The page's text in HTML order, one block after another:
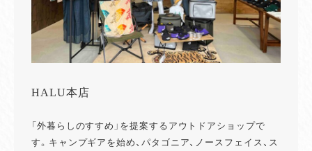
HALU本店
「外暮らしのすすめ」を提案するアウトドアショップで
す。キャンプギアを始め、パタゴニア、ノースフェイス、ス